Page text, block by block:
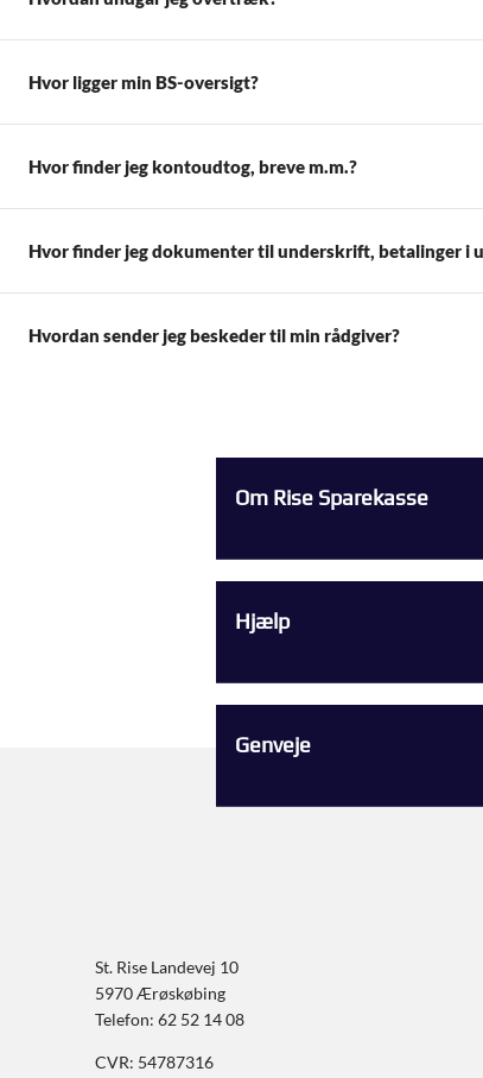
Hvor ligger min BS-oversigt?
Hvor finder jeg kontoudtog, breve m.m.?
Hvor finder jeg dokumenter til underskrift, betalinger i
Hvordan sender jeg beskeder til min rådgiver?
Om Rise Sparekasse
Hjælp
Genveje
St. Rise Landevej 10
5970 Ærøskøbing
Telefon: 62 52 14 08
CVR: 54787316